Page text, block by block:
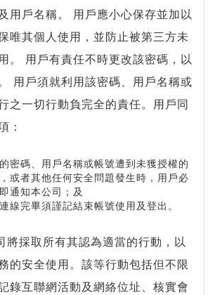
用戶名稱。 用戶應小心保存並加以
唯其個人使用，並防止被第三方未
。 用戶有責任不時更改該密碼，以
用戶須就利用該密碼、用戶名稱或
之一切行動負完全的責任。用戶同
：
密碼、用戶名稱或帳號遭到未獲授權的
或者其他任何安全問題發生時，用戶必
通知本公司；及
線完畢須謹記結束帳號使用及登出。
將採取所有其認為適當的行動，以
的安全使用。該等行動包括但不限
錄互聯網活動及網絡位址、核實會